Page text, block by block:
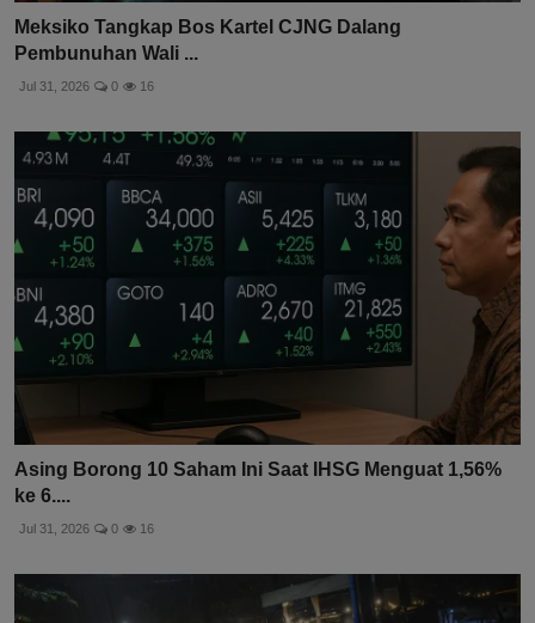
Meksiko Tangkap Bos Kartel CJNG Dalang
Pembunuhan Wali ...
Jul 31, 2026 0 16
Asing Borong 10 Saham Ini Saat IHSG Menguat 1,56%
ke 6....
Jul 31, 2026 0 16